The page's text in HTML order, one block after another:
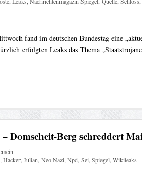
fand im deutschen Bundestag eine
erfolgten Leaks das Thema
Domscheit-Berg schreddert
Hacker, Julian Neo Nazi Npd, Sei Spiegel, Wikileaks